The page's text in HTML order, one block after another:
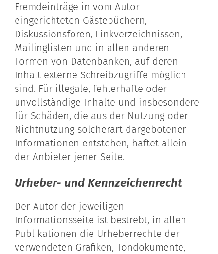
Fremdeinträge in vom Autor
eingerichteten Gästebüchern,
Diskussionsforen, Linkverzeichnissen,
Mailinglisten und in allen anderen
Formen von Datenbanken, auf deren
Inhalt externe Schreibzugriffe möglich
sind. Für illegale, fehlerhafte oder
unvollständige Inhalte und insbesondere
für Schäden, die aus der Nutzung oder
Nichtnutzung solcherart dargebotener
Informationen entstehen, haftet allein
der Anbieter jener Seite.
Urheber- und Kennzeichenrecht
Der Autor der jeweiligen
Informationsseite ist bestrebt, in allen
Publikationen die Urheberrechte der
verwendeten Grafiken, Tondokumente,